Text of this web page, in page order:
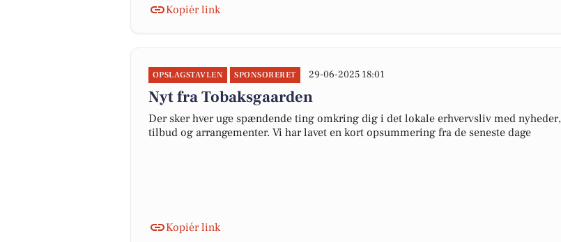
Kopiér link
OPSLAGSTAVLEN SPONSORERET 29-06-2025 18:01
Nyt fra Tobaksgaarden
Der sker hver uge spændende ting omkring dig i det lokale erhvervsliv med nyheder,
tilbud og arrangementer. Vi har lavet en kort opsummering fra de seneste dage
Kopiér link